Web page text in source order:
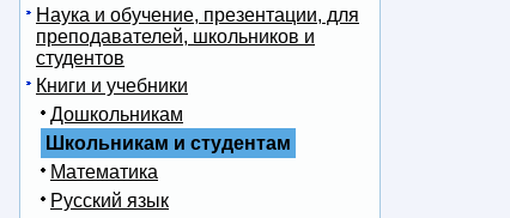
Наука и обучение, презентации, для
преподавателей, школьников и
студентов
Книги и учебники
Дошкольникам
Школьникам и студентам
Математика
Русский язык